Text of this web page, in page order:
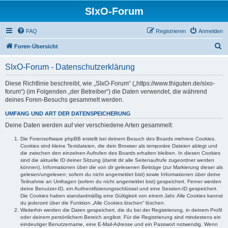
SIxO-Forum
FAQ Anmelden
Registrieren
Foren-Übersicht
SIxO-Forum - Datenschutzerklärung
Diese Richtlinie beschreibt, wie „SIxO-Forum“ („https://www.thiguten.de/sixo-
forum“) (im Folgenden „der Betreiber“) die Daten verwendet, die während
deines Foren-Besuchs gesammelt werden.
UMFANG UND ART DER DATENSPEICHERUNG
Deine Daten werden auf vier verschiedene Arten gesammelt:
Die Forensoftware phpBB erstellt bei deinem Besuch des Boards mehrere Cookies.
Cookies sind kleine Textdateien, die dein Browser als temporäre Dateien ablegt und
die zwischen den einzelnen Aufrufen des Boards erhalten bleiben. In diesen Cookies
sind die aktuelle ID deiner Sitzung (damit dir alle Seitenaufrufe zugeordnet werden
können), Informationen über die von dir gelesenen Beiträge (zur Markierung dieser als
gelesen/ungelesen; sofern du nicht angemeldet bist) sowie Informationen über deine
Teilnahme an Umfragen (sofern du nicht angemeldet bist) gespeichert. Ferner werden
deine Benutzer-ID, ein Authentifizierungsschlüssel und eine Session-ID gespeichert.
Die Cookies haben standardmäßig eine Gültigkeit von einem Jahr. Alle Cookies kannst
du jederzeit über die Funktion „Alle Cookies löschen“ löschen.
Weiterhin werden die Daten gespeichert, die du bei der Registrierung, in deinem Profil
oder deinem persönlichem Bereich angibst. Für die Registrierung sind mindestens ein
eindeutiger Benutzername, eine E-Mail-Adresse und ein Passwort notwendig. Wenn